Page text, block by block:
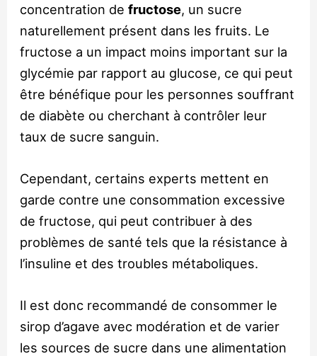
concentration defructose, un sucre
naturellement présent dans les fruits. Le
fructose a un impact moins important sur la
glycémie par rapport au glucose, ce qui peut
être bénéfique pour les personnes souffrant
de diabète ou cherchant à contrôler leur
taux de sucre sanguin.
Cependant, certains experts mettent en
garde contre une consommation excessive
de fructose, qui peut contribuer à des
problèmes de santé tels que la résistance à
l’insuline et des troubles métaboliques.
Il est donc recommandé de consommer le
sirop d’agave avec modération et de varier
les sources de sucre dans une alimentation